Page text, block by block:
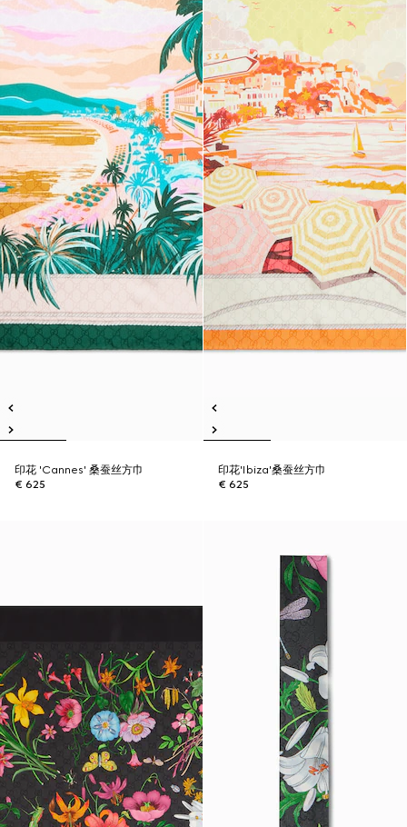
印花 'Cannes' 桑蚕丝方巾
€ 625
印花'Ibiza'桑蚕丝方巾
€ 625